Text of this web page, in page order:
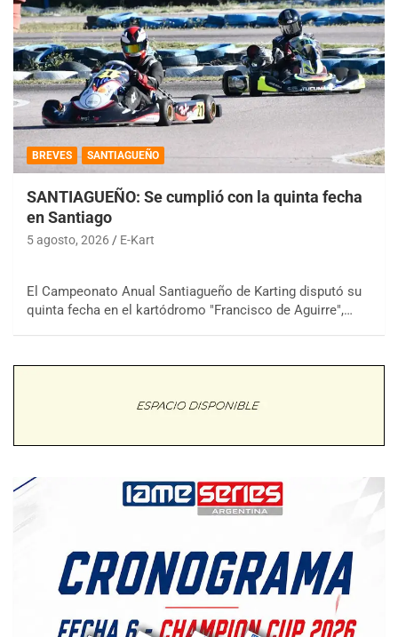
BREVES SANTIAGUEÑO
SANTIAGUEÑO: Se cumplió con la quinta fecha
en Santiago
5 agosto, 2026 E-Kart
El Campeonato Anual Santiagueño de Karting disputó su
quinta fecha en el kartódromo "Francisco de Aguirre",…